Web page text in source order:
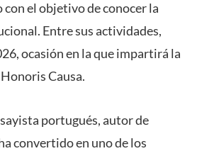
el objetivo de conocer la
Entre sus actividades,
ocasión en la que impartirá la
Causa.
portugués, autor de
convertido en uno de los